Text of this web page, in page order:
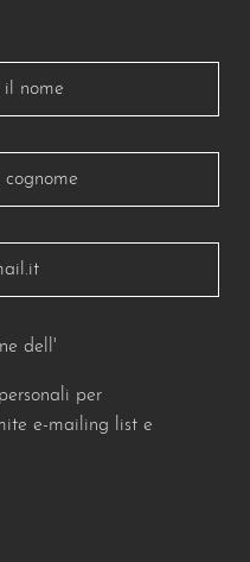
dell'
per
e-mailing list e